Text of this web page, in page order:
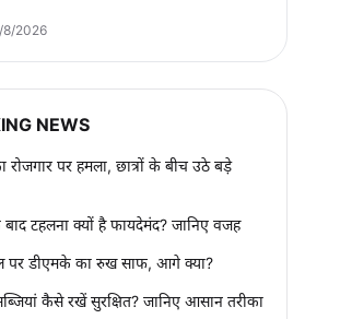
8/2026
NEWS
रोजगार पर हमला, छात्रों के बीच उठे बड़े
टहलना क्यों है फायदेमंद? जानिए वजह
पर डीएमके का रुख साफ, आगे क्या?
कैसे रखें सुरक्षित? जानिए आसान तरीका